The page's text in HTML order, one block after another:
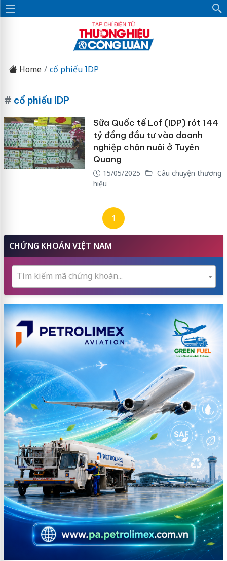
Home cổ phiếu IDP
# cổ phiếu IDP
Sữa Quốc tế Lof (IDP) rót 144
tỷ đồng đầu tư vào doanh
nghiệp chăn nuôi ở Tuyên
Quang
15/05/2025
Câu chuyện thương
hiệu
1
CHỨNG KHOÁN VIỆT NAM
Tìm kiếm mã chứng khoán...